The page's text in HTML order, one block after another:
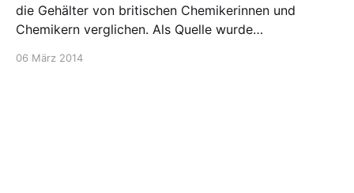
die Gehälter von britischen Chemikerinnen und
Chemikern verglichen. Als Quelle wurde
06 März 2014